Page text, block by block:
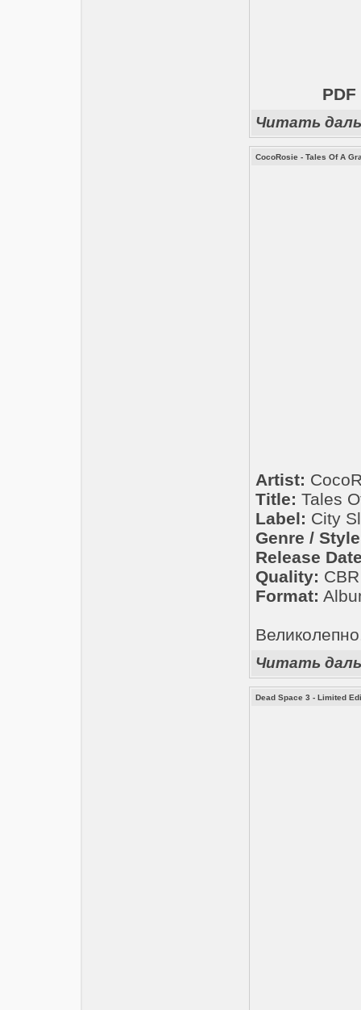
Читать
CocoRosie - Tales Of A
Artist:
Title: Tales
Label: City
Genre /
Release
Quality:
Format:
Читать
Dead Space 3 - Limited